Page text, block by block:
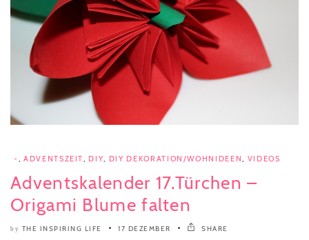
- ADVENTSZEIT DIY DIY DEKORATION/WOHNIDEEN VIDEOS
Adventskalender 17.Türchen –
Origami Blume falten
by THE INSPIRING LIFE 17 DEZEMBER SHARE